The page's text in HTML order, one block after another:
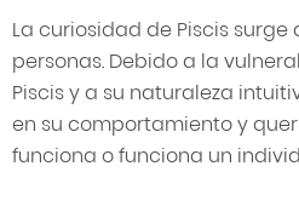
La curiosidad de Piscis surge
personas. Debido a la
Piscis y a su naturaleza
en su comportamiento y
funciona o funciona un